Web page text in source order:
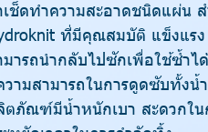
เช็ดทำความสะอาดชนิดแผ่น
ที่มีคุณสมบัติ แข็งแรง
มารถนำกลับไปซักเพื่อใช้ซ้ำไ
ามสามารถในการดูดซับทั้งน้
ตภัณฑ์มีน้ำหนักเบา สะดวกใน